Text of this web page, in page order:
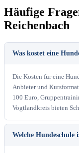
Häufige
Reichenbach
Was kostet eine
Die Kosten für eine
Anbieter und
100 Euro,
Vogtlandkreis bieten
Welche